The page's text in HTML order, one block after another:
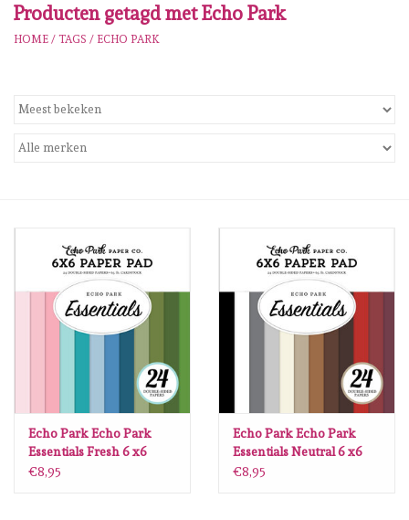
Onze Merken
Stempels
Stempelinkt
Embellishments
Embellishment/bedeltjes
Producten getagd met Echo Park
HOME / TAGS / ECHO PARK
Echo Park Echo Park
Essentials Fresh 6 x6
€8,95
Echo Park Echo Park
Essentials Neutral 6 x6
€8,95